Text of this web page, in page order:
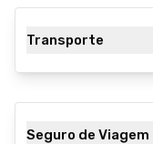
Transporte
Seguro de Viagem